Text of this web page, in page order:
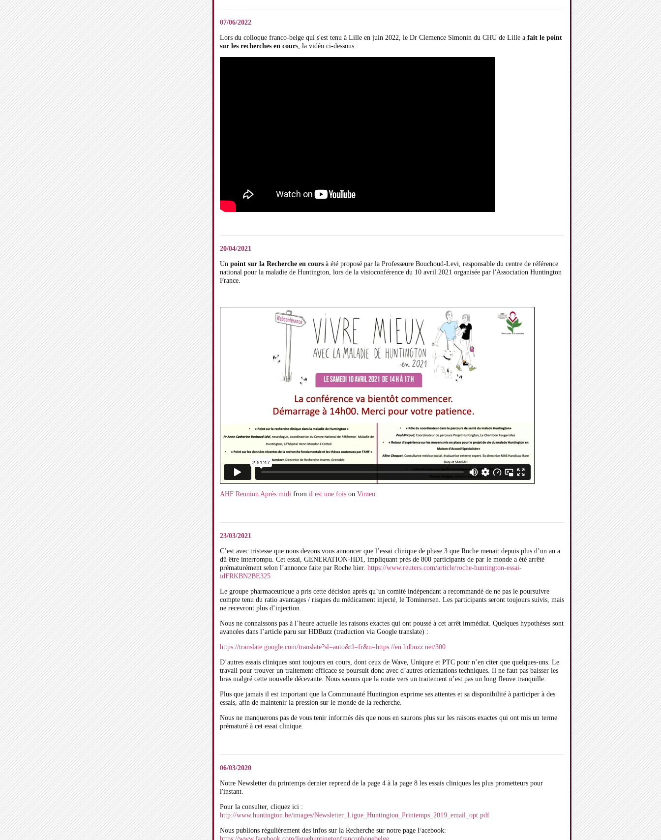
07/06/2022
Lors du colloque franco-belge qui s'est tenu à Lille en juin 2022, le Dr Clemence Simonin du CHU de Lille a fait le point
sur les recherches en cours, la vidéo ci-dessous :
20/04/2021
Un point sur la Recherche en cours à été proposé par la Professeure Bouchoud-Levi, responsable du centre de référence
national pour la maladie de Huntington, lors de la visioconférence du 10 avril 2021 organisée par l'Association Huntington
France.
AHF Reunion Après midi from il est une fois on Vimeo.
23/03/2021
C’est avec tristesse que nous devons vous annoncer que l’essai clinique de phase 3 que Roche menait depuis plus d’un an a
dû être interrompu. Cet essai, GENERATION-HD1, impliquant près de 800 participants de par le monde a été arrêté
prématurément selon l’annonce faite par Roche hier. https://www.reuters.com/article/roche-huntington-essai-
idFRKBN2BE325
Le groupe pharmaceutique a pris cette décision après qu’un comité indépendant a recommandé de ne pas le poursuivre
compte tenu du ratio avantages / risques du médicament injecté, le Tominersen. Les participants seront toujours suivis, mais
ne recevront plus d’injection.
Nous ne connaissons pas à l’heure actuelle les raisons exactes qui ont poussé à cet arrêt immédiat. Quelques hypothèses sont
avancées dans l’article paru sur HDBuzz (traduction via Google translate) :
https://translate.google.com/translate?sl=auto&tl=fr&u=https://en.hdbuzz.net/300
D’autres essais cliniques sont toujours en cours, dont ceux de Wave, Uniqure et PTC pour n’en citer que quelques-uns. Le
travail pour trouver un traitement efficace se poursuit donc avec d’autres orientations techniques. Il ne faut pas baisser les
bras malgré cette nouvelle décevante. Nous savons que la route vers un traitement n’est pas un long fleuve tranquille.
Plus que jamais il est important que la Communauté Huntington exprime ses attentes et sa disponibilité à participer à des
essais, afin de maintenir la pression sur le monde de la recherche.
Nous ne manquerons pas de vous tenir informés dès que nous en saurons plus sur les raisons exactes qui ont mis un terme
prématuré à cet essai clinique.
06/03/2020
Notre Newsletter du printemps dernier reprend de la page 4 à la page 8 les essais cliniques les plus prometteurs pour
l'instant.
Pour la consulter, cliquez ici :
http://www.huntington.be/images/Newsletter_Ligue_Huntington_Printemps_2019_email_opt.pdf
Nous publions régulièrement des infos sur la Recherche sur notre page Facebook: